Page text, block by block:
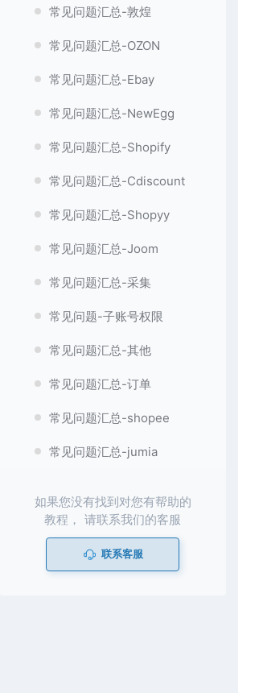
常见问题汇总-敦煌
常见问题汇总-OZON
常见问题汇总-Ebay
常见问题汇总-NewEgg
常见问题汇总-Shopify
常见问题汇总-Cdiscount
常见问题汇总-Shopyy
常见问题汇总-Joom
常见问题汇总-采集
常见问题-子账号权限
常见问题汇总-其他
常见问题汇总-订单
常见问题汇总-shopee
常见问题汇总-jumia
如果您没有找到对您有帮助的
教程， 请联系我们的客服
联系客服